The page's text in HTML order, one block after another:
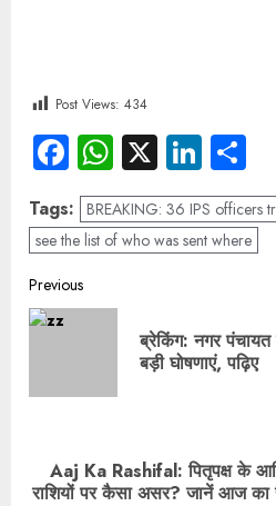
Post Views: 434
Facebook
WhatsApp
X
Tags: BREAKING: 36 IPS officers
see the list of who was sent where
Previous
ब्रेकिंग: नगर
बड़ी घोषणाएं, पढ़िए
Aaj Ka Rashifal: पितृपक्ष के
राशियों पर कैसा असर? जानें आज